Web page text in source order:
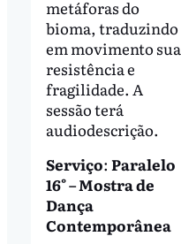
metáforas do
bioma, traduzindo
em movimento sua
resistência e
fragilidade. A
sessão terá
audiodescrição.
Serviço: Paralelo
16° – Mostra de
Dança
Contemporânea